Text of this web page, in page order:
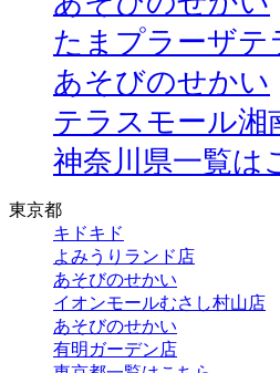
たまプラーザテ
あそびのせかい
テラスモール湘
神奈川県一覧は
東京都
キドキド
よみうりランド店
あそびのせかい
イオンモールむさし村山店
あそびのせかい
有明ガーデン店